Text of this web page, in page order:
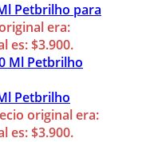
Petbrilho para
era:
es: $3.900.
Petbrilho
original era:
es: $3.900.